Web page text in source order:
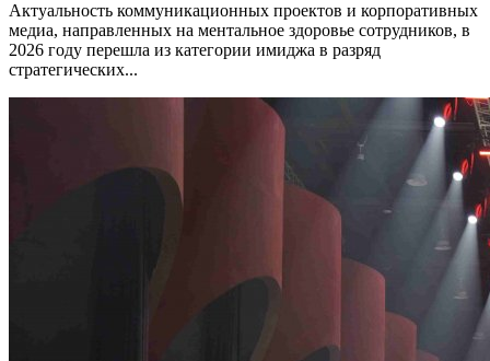
Актуальность коммуникационных проектов и корпоративных
медиа, направленных на ментальное здоровье сотрудников, в
2026 году перешла из категории имиджа в разряд
стратегических...